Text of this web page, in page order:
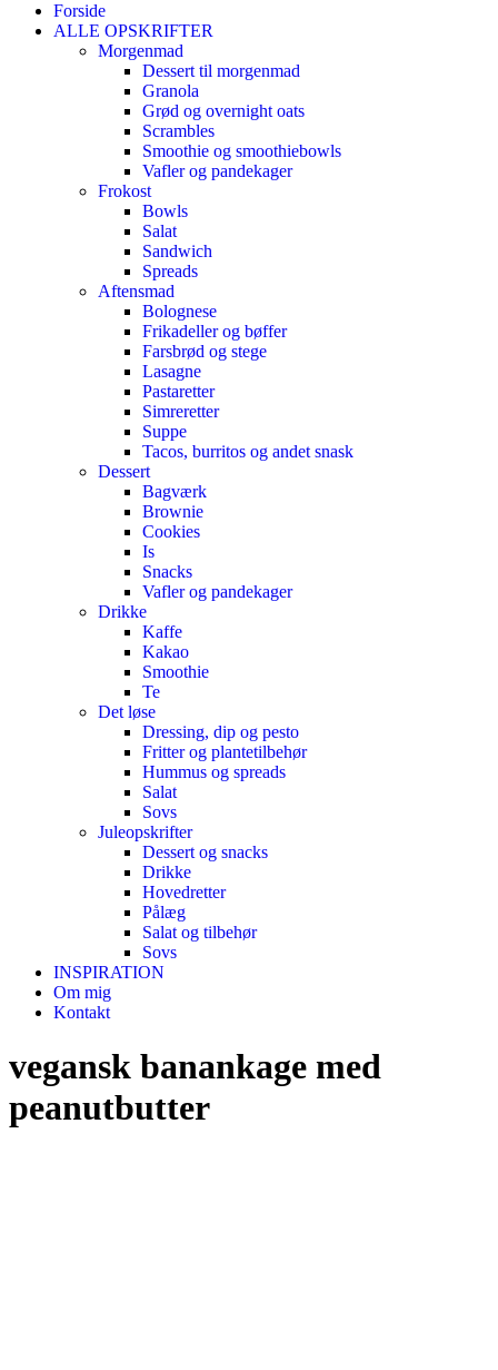
Forside
ALLE OPSKRIFTER
Morgenmad
Dessert til morgenmad
Granola
Grød og overnight oats
Scrambles
Smoothie og smoothiebowls
Vafler og pandekager
Frokost
Bowls
Salat
Sandwich
Spreads
Aftensmad
Bolognese
Frikadeller og bøffer
Farsbrød og stege
Lasagne
Pastaretter
Simreretter
Suppe
Tacos, burritos og andet snask
Dessert
Bagværk
Brownie
Cookies
Is
Snacks
Vafler og pandekager
Drikke
Kaffe
Kakao
Smoothie
Te
Det løse
Dressing, dip og pesto
Fritter og plantetilbehør
Hummus og spreads
Salat
Sovs
Juleopskrifter
Dessert og snacks
Drikke
Hovedretter
Pålæg
Salat og tilbehør
Sovs
INSPIRATION
Om mig
Kontakt
vegansk banankage med
peanutbutter